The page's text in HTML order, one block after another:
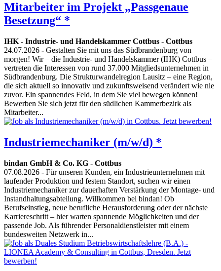
Mitarbeiter im Projekt „Passgenaue
Besetzung“ *
IHK - Industrie- und Handelskammer Cottbus - Cottbus
24.07.2026 - Gestalten Sie mit uns das Südbrandenburg von
morgen! Wir – die Industrie- und Handelskammer (IHK) Cottbus –
vertreten die Interessen von rund 37.000 Mitgliedsunternehmen in
Südbrandenburg. Die Strukturwandelregion Lausitz – eine Region,
die sich aktuell so innovativ und zukunftsweisend verändert wie nie
zuvor. Ein spannendes Feld, in dem Sie viel bewegen können!
Bewerben Sie sich jetzt für den südlichen Kammerbezirk als
Mitarbeiter...
Industriemechaniker (m/w/d) *
bindan GmbH & Co. KG - Cottbus
07.08.2026 - Für unseren Kunden, ein Industrieunternehmen mit
laufender Produktion und festem Standort, suchen wir einen
Industriemechaniker zur dauerhaften Verstärkung der Montage- und
Instandhaltungsabteilung. Willkommen bei bindan! Ob
Berufseinstieg, neue berufliche Herausforderung oder der nächste
Karriereschritt – hier warten spannende Möglichkeiten und der
passende Job. Als führender Personaldienstleister mit einem
bundesweiten Netzwerk in...